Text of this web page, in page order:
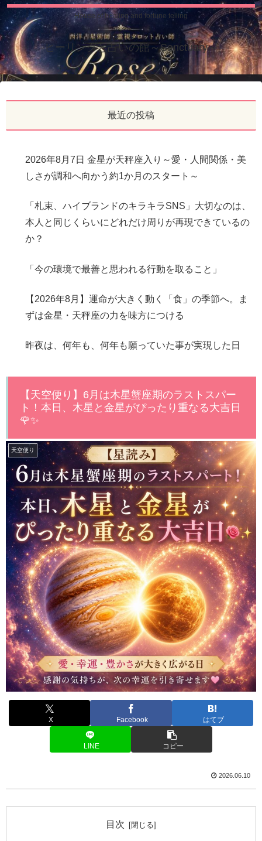
House of healing and fortune telling
ヒーリングと占いの館～Sanctuary～
最近の投稿
2026年8月7日 金星が天秤座入り～愛・人間関係・美
しさが調和へ向かう約1か月のスタート～
「札束、ハイブランドのキラキラSNS」大切なのは、
本人と同じくらいにどれだけ周りが再現できているの
か？
「今の環境で最善と思われる行動を取ること」
【2026年8月】運命が大きく動く「食」の季節へ。ま
ずは金星・天秤座の力を味方につける
昨夜は、何年も、何年も願っていた事が実現した日
【天空便り】6月は木星蟹座期のラストスパー
ト！本日、木星と金星がぴったり重なる大吉日
🌹✨
天空便り
X Facebook はてブ
LINE コピー
2026.06.10
目次